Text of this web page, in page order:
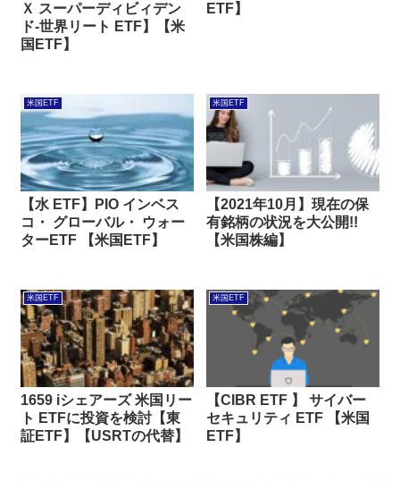
Ｘ スーパーディビィデン
ド-世界リート ETF】【米
国ETF】
ETF】
米国ETF
【水 ETF】PIO インベス
コ・ グローバル・ ウォー
ターETF 【米国ETF】
米国ETF
【2021年10月】現在の保
有銘柄の状況を大公開!!
【米国株編】
米国ETF
1659 iシェアーズ 米国リー
ト ETFに投資を検討【東
証ETF】【USRTの代替】
米国ETF
【CIBR ETF 】 サイバー
セキュリティ ETF 【米国
ETF】